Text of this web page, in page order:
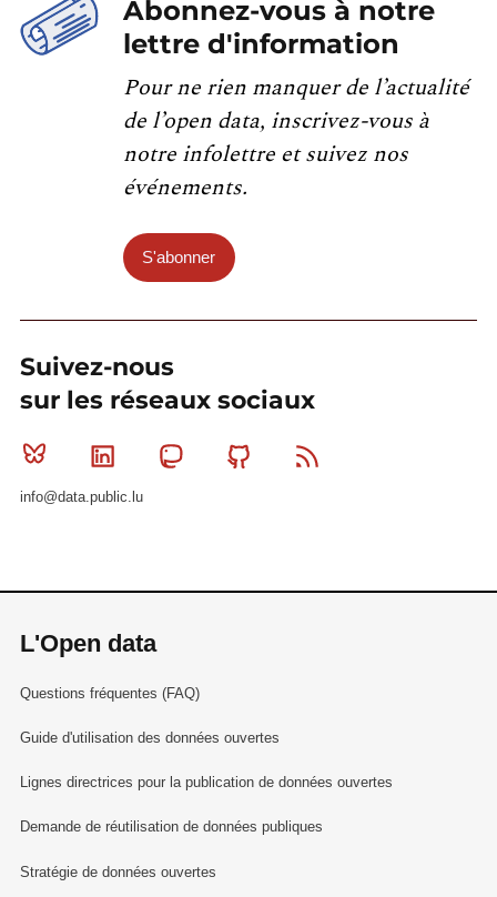
Abonnez-vous à notre
lettre d'information
Pour ne rien manquer de l’actualité
de l’open data, inscrivez-vous à
notre infolettre et suivez nos
événements.
S'abonner
Suivez-nous
sur les réseaux sociaux
Bluesky Linkedin MastodonGithub
info@data.public.lu
L'Open data
Questions fréquentes (FAQ)
Guide d'utilisation des données ouvertes
Lignes directrices pour la publication de données ouvertes
Demande de réutilisation de données publiques
Stratégie de données ouvertes